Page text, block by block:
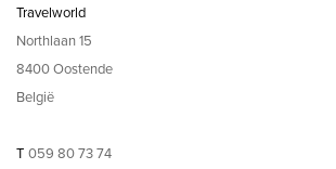
Travelworld
Northlaan 15
8400 Oostende
België
T 059 80 73 74